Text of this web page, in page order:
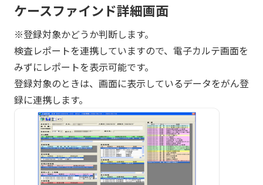
ケースファインド詳細画面
※登録対象かどうか判断します。
検査レポートを連携していますので、電子カルテ画面を
みずにレポートを表示可能です。
登録対象のときは、画面に表示しているデータをがん登
録に連携します。